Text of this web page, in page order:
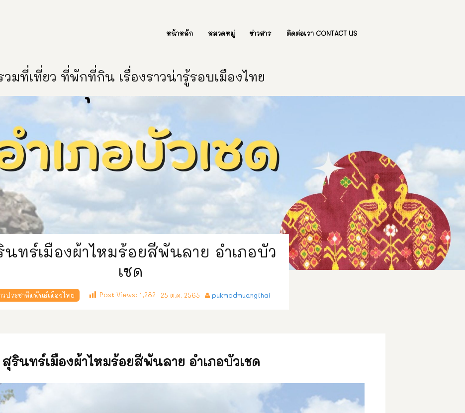
หน้าหลัก หมวดหมู่ ข่าวสาร ติดต่อเรา CONTACT US
วมที่เที่ยว ที่พักที่กิน เรื่องราวน่ารู้รอบเมืองไทย
นทร์เมืองผ้าไหมร้อยสีพันลาย อำเภอบัว
เชด
วประชาสัมพันธ์เมืองไทย Post Views: 1,282 25 ต.ค. 2565 pukmodmuangthai
สุรินทร์เมืองผ้าไหมร้อยสีพันลาย อำเภอบัวเชด